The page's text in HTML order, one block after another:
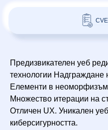
Открити
Пач
API
Предизвикателен уеб
технологии Надграждане
Елементи в
Множество итерации на
Отличен UX. Уникален
киберсигурността.